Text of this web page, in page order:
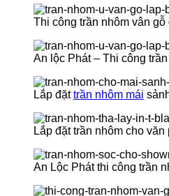
Thi công trần nhôm vân gỗ
An lộc Phát – Thi công
Lắp đặttrần nhôm mái
Lắp đặt trần nhôm cho
An Lộc Phát thi công trần